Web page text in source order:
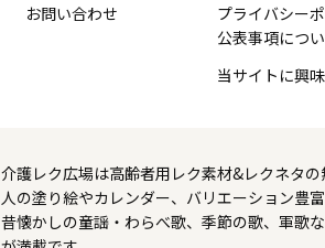
お問い合わせ
プライバシー
公表事項につ
当サイトに興
介護レク広場は高齢者用レク素材&レクネタ
人の塗り絵やカレンダー、バリエーション豊
昔懐かしの童謡・わらべ歌、季節の歌、軍歌